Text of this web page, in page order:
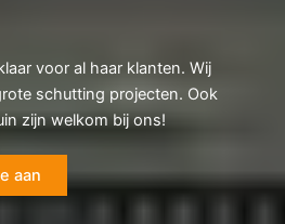
voor al haar klanten. Wij
schutting projecten. Ook
zijn welkom bij ons!
aan